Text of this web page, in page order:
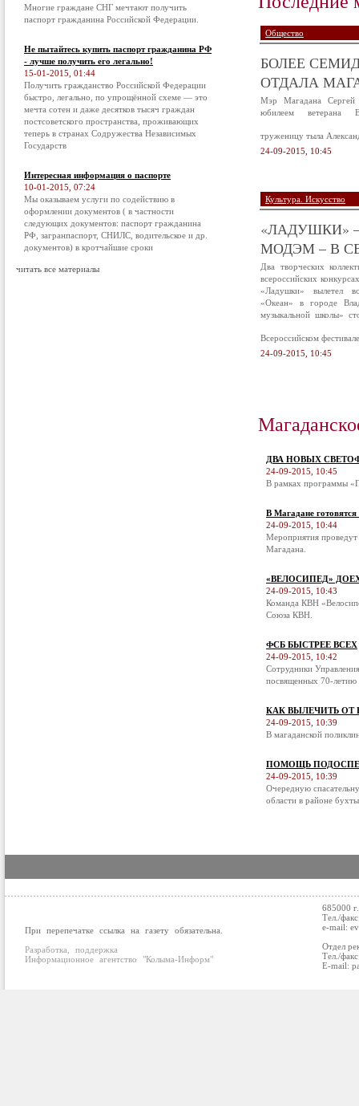
Многие граждане СНГ мечтают получить
паспорт гражданина Российской Федерации.
Не пытайтесь купить паспорт гражданина РФ
- лучше получить его легально!
15-01-2015, 01:44
Получить гражданство Российской Федерации
быстро, легально, по упрощённой схеме — это
мечта сотен и даже десятков тысяч граждан
постсоветского пространства, проживающих
теперь в странах Содружества Независимых
Государств
Интересная информация о паспорте
10-01-2015, 07:24
Мы оказываем услуги по содействию в
оформлении документов ( в частности
следующих документов: паспорт гражданина
РФ, загранпаспорт, СНИЛС, водительское и др.
документов) в кротчайшие сроки
читать все материалы
Общество
БОЛЕЕ
ОТДАЛА
Мэр Магадана Сергей
юбилеем ветерана
труженицу тыла
24-09-2015, 10:45
Культура. Искусство
«ЛАДУШКИ»
МОДЭМ – В
Два творческих
всероссийских
«Ладушки» вылетел
«Океан» в городе
музыкальной школы»
Всероссийском
24-09-2015, 10:45
ДВА НОВЫХ
24-09-2015, 10:45
В рамках программы
В Магадане
24-09-2015, 10:44
Мероприятия
Магадана.
«ВЕЛОСИПЕД»
24-09-2015, 10:43
Команда КВН
Союза КВН.
ФСБ БЫСТРЕЕ ВСЕХ
24-09-2015, 10:42
Сотрудники
посвященных 70-летию
КАК ВЫЛЕЧИТЬ ОТ
24-09-2015, 10:39
В магаданской
ПОМОЩЬ
24-09-2015, 10:39
Очередную
области в районе
При перепечатке ссылка на газету обязательна.
Разработка, поддержка
Информационное агентство "Колыма-Информ"
685000
Тел./
e-mail:
Отдел
Тел./
E-mail: